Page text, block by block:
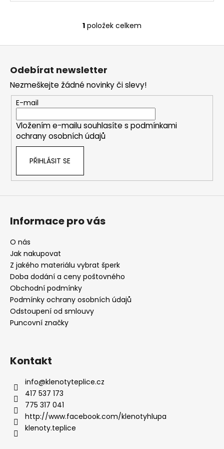
O
v
a
c
í
p
r
ý
p
1 položek celkem
Odebírat newsletter
Nezmeškejte žádné novinky či slevy!
E-mail
Vložením e-mailu souhlasíte s podmínkami
ochrany osobních údajů
PŘIHLÁSIT SE
Informace pro vás
O nás
Jak nakupovat
Z jakého materiálu vybrat šperk
Doba dodání a ceny poštovného
Obchodní podmínky
Podmínky ochrany osobních údajů
Odstoupení od smlouvy
Puncovní značky
Kontakt
info@klenotyteplice.cz
417 537 173
775 317 041
http://www.facebook.com/klenotyhlupa
klenoty.teplice